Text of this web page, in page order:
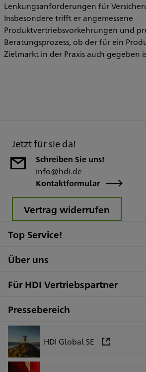
Lenkungsanforderungen für
Insbesondere trifft er angemessene
Produktvertriebsvorkehrungen und
Beratungsprozess, ob der für ein
Zielmarkt in der Praxis auch gegeben
Jetzt für sie da!
Schreiben Sie uns!
info@hdi.de
Kontaktformular
Vertrag widerrufen
Top Service!
Über uns
Für HDI Vertriebspartner
Pressebereich
HDI Global SE